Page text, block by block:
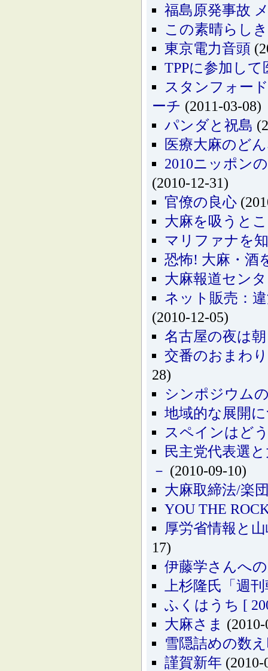
福島原発事故
この素晴らし
東京電力音頭
TPPに参加し
スタンフォー
ーチ (2011-03-08)
パンダと祝島
医療大麻のど
2010ニッポン
(2010-12-31)
官僚の良心
大麻を吸うと
マリファナを
恐怖! 大麻・酒
大麻報道セン
ネット販売：
(2010-12-05)
名古屋の夜は
交番のおまわ
28)
シンポジウム
地域的な展開
スペインはど
民主党代表選
－ (2010-09-10)
大麻取締法/楽
YOU THE
厚労省情報と
17)
伊藤学さんへ
上杉隆氏「週
ふくはうち [
大麻さま
雪隠詰めの数
謹賀新年 (2010-